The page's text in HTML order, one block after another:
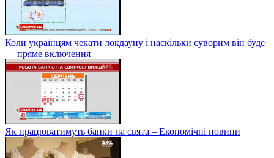
Коли українцям чекати локдауну і наскільки суворим він буде
— пряме включення
Як працюватимуть банки на свята – Економічні новини